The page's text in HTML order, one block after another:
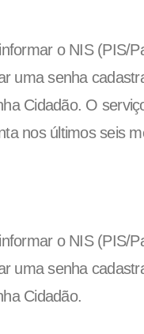
o NIS (PIS/
uma senha
Cidadão. O
nos últimos seis
o NIS (PIS/
uma senha
Cidadão.